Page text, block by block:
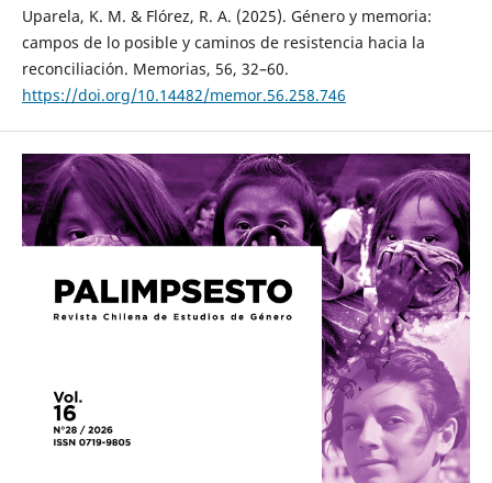
Uparela, K. M. & Flórez, R. A. (2025). Género y memoria:
campos de lo posible y caminos de resistencia hacia la
reconciliación. Memorias, 56, 32–60.
https://doi.org/10.14482/memor.56.258.746